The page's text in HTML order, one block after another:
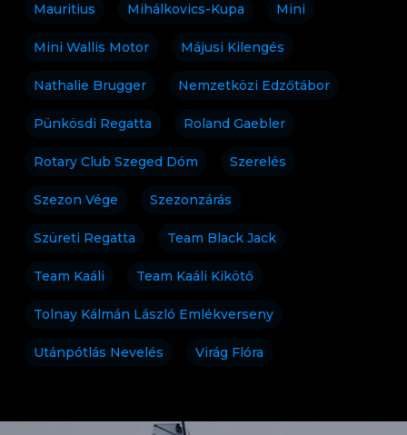
Mauritius Mihálkovics-Kupa Mini
Mini Wallis Motor Májusi Kilengés
Nathalie Brugger Nemzetközi Edzőtábor
Pünkösdi Regatta Roland Gaebler
Rotary Club Szeged Dóm Szerelés
Szezon Vége Szezonzárás
Szüreti Regatta Team Black Jack
Team Kaáli Team Kaáli Kikötő
Tolnay Kálmán László Emlékverseny
Utánpótlás Nevelés Virág Flóra